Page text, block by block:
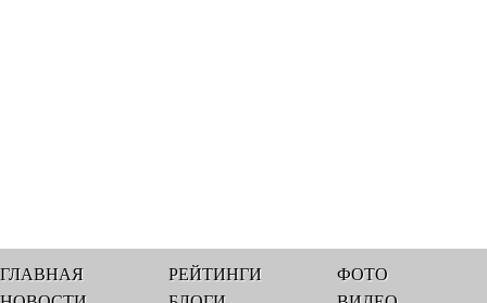
ГЛАВНАЯ
РЕЙТИНГИ
ФОТО